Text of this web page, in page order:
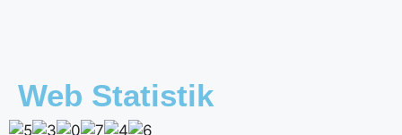
Web Statistik